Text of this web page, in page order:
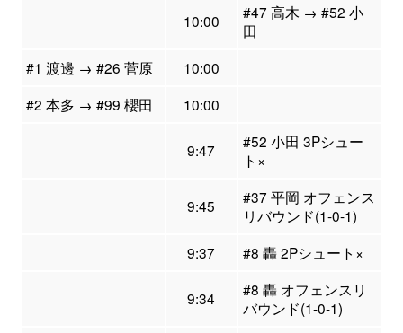
10:00
#47 高木 → #52 小
田
#1 渡邊 → #26 菅原
10:00
#2 本多 → #99 櫻田
10:00
9:47
#52 小田 3Pシュー
ト×
9:45
#37 平岡 オフェンス
リバウンド(1-0-1)
9:37
#8 轟 2Pシュート×
9:34
#8 轟 オフェンスリ
バウンド(1-0-1)